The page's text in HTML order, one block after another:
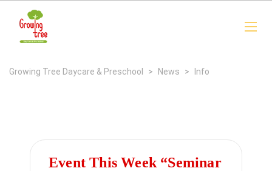
Growing Tree Daycare & Preschool > News > Info
Event This Week “Seminar